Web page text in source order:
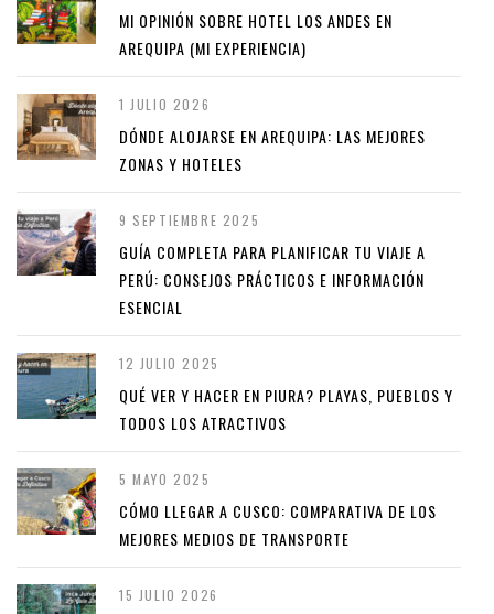
MI OPINIÓN SOBRE HOTEL LOS ANDES EN
AREQUIPA (MI EXPERIENCIA)
1 JULIO 2026
DÓNDE ALOJARSE EN AREQUIPA: LAS MEJORES
ZONAS Y HOTELES
9 SEPTIEMBRE 2025
GUÍA COMPLETA PARA PLANIFICAR TU VIAJE A
PERÚ: CONSEJOS PRÁCTICOS E INFORMACIÓN
ESENCIAL
12 JULIO 2025
QUÉ VER Y HACER EN PIURA? PLAYAS, PUEBLOS Y
TODOS LOS ATRACTIVOS
5 MAYO 2025
CÓMO LLEGAR A CUSCO: COMPARATIVA DE LOS
MEJORES MEDIOS DE TRANSPORTE
15 JULIO 2026